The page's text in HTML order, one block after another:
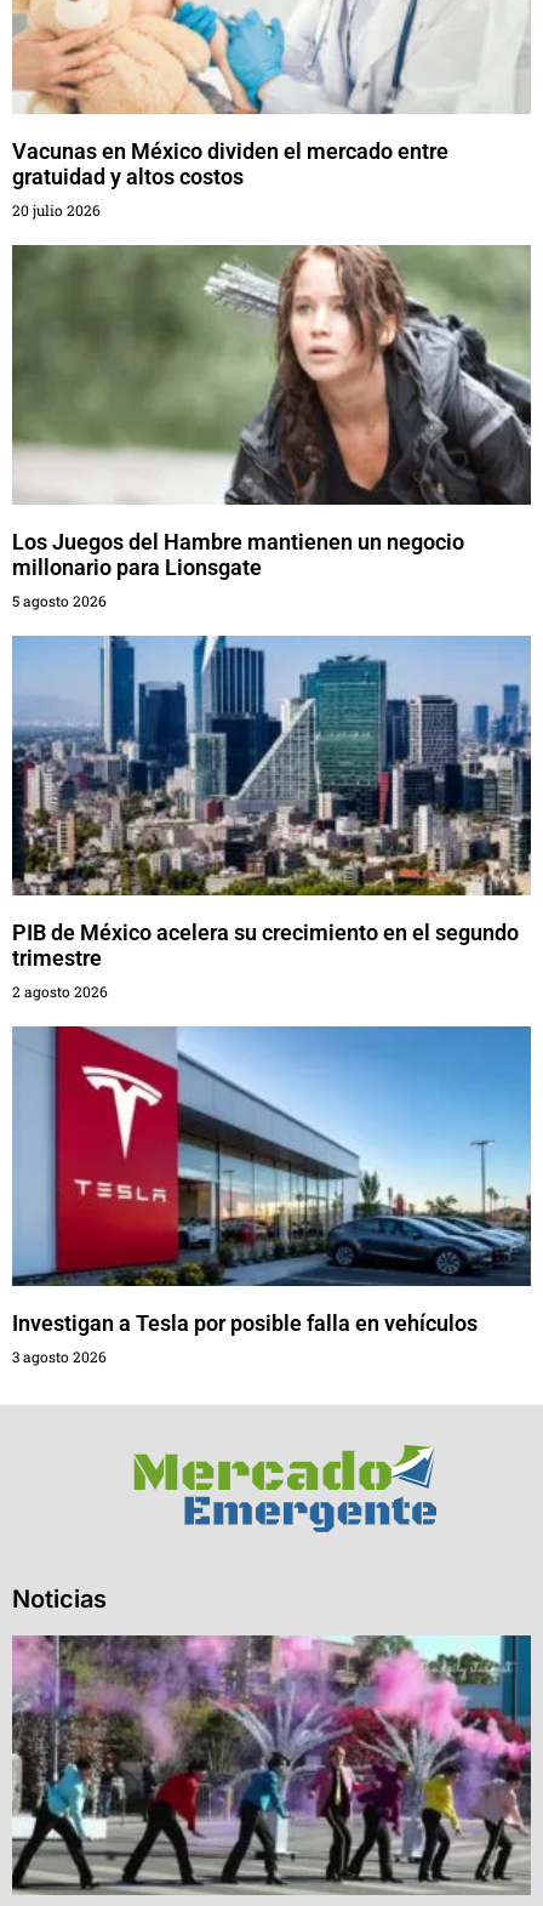
Vacunas en México dividen el mercado entre
gratuidad y altos costos
20 julio 2026
Los Juegos del Hambre mantienen un negocio
millonario para Lionsgate
5 agosto 2026
PIB de México acelera su crecimiento en el segundo
trimestre
2 agosto 2026
Investigan a Tesla por posible falla en vehículos
3 agosto 2026
Noticias